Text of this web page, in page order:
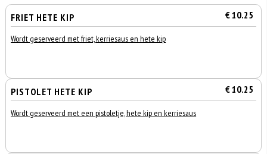
FRIET HETE KIP € 10.25
Wordt geserveerd met friet, kerriesaus en hete kip
PISTOLET HETE KIP € 10.25
Wordt geserveerd met een pistoletje, hete kip en kerriesaus